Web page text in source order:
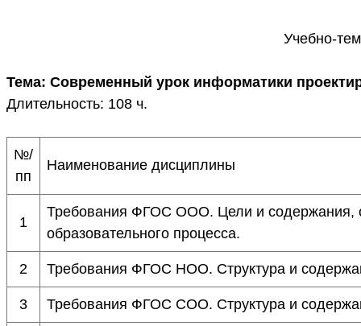
Учебно-
Тема: Современный урок информатики
Длительность: 108 ч.
№/
пп
Наименование дисциплины
1
Требования ФГОС ООО. Цели и содержания,
образовательного процесса.
2 Требования ФГОС НОО. Структура и
3 Требования ФГОС СОО. Структура и